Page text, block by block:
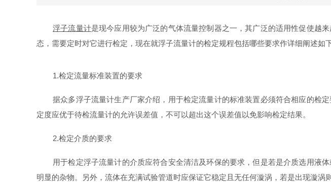
浮子流量计是现今应用较为广泛的气体流量控制器之一，其广泛的适用性促使越
态，需要定时对它进行检定，现在就浮子流量计的检定规程包括哪些要求作详细阐述如
1.检定流量标准装置的要求
据众多浮子流量计生产厂家介绍，用于检定流量计的标准装置必须符合相应的检
定度应优于待检流量计的允许误差值，不可以超出这个误差值以免影响检定结果。
2.检定介质的要求
用于检定浮子流量计的介质应符合安全清洁及环保的要求，但是若是介质选用液
明显的杂物。另外，流体在充满试验管道时应保证它稳定且无任何漩涡，若是出现漩涡